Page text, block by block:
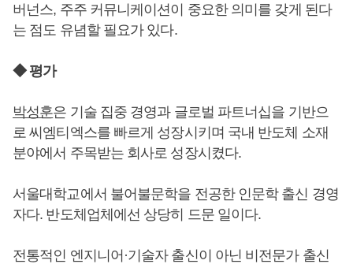
버넌스, 주주 커뮤니케이션이 중요한 의미를 갖게 된다
는 점도 유념할 필요가 있다.
◆ 평가
박성훈은 기술 집중 경영과 글로벌 파트너십을 기반으
로 씨엠티엑스를 빠르게 성장시키며 국내 반도체 소재
분야에서 주목받는 회사로 성장시켰다.
서울대학교에서 불어불문학을 전공한 인문학 출신 경영
자다. 반도체업체에선 상당히 드문 일이다.
전통적인 엔지니어·기술자 출신이 아닌 비전문가 출신